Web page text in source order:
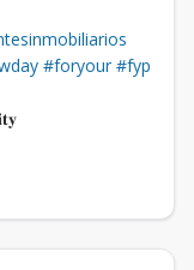
#foryour #fyp